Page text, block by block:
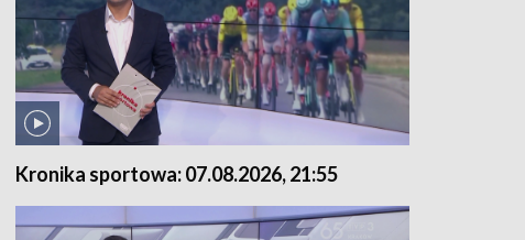
Kronika sportowa: 07.08.2026, 21:55